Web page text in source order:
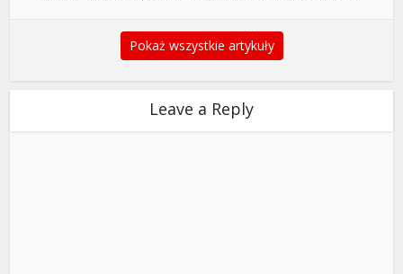
Pokaż wszystkie artykuły
Leave a Reply